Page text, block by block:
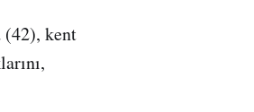
(42), kent